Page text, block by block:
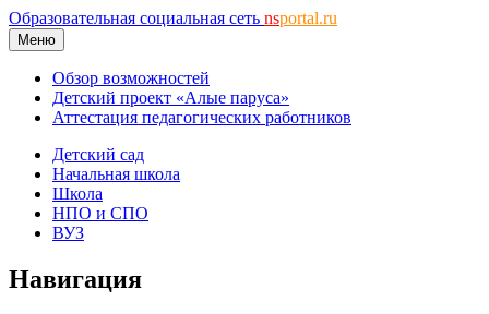
Образовательная социальная сеть nsportal.ru
Меню
Обзор возможностей
Детский проект «Алые паруса»
Аттестация педагогических работников
Детский сад
Начальная школа
Школа
НПО и СПО
ВУЗ
Навигация